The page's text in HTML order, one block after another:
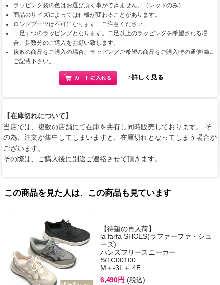
ラッピング袋の色はお選び頂く事ができません。（レッドのみ）
商品のサイズによっては仕様が変わることがあります。
ロングブーツは不可になります。ご注意ください。
一足ずつのラッピングとなります。二足以上のラッピングを希望される場
合、足数分のご購入をお願い致します。
複数の商品をご購入の場合、ラッピングご希望の商品をご購入時の通信欄に
ご記載下さい。
>詳しく見る
【在庫切れについて】
当店では、複数の店舗にて在庫を共有し同時販売しております。 そ
の為、注文が集中してしまいますと、在庫切れとなってしまう場合が
ございます。
その際は、ご購入後に別途ご連絡させて頂きます。
この商品を見た人は、この商品も見ています
【待望の再入荷】
la farfa SHOES(ラファーファ・シュ
ーズ)
ハンズフリースニーカー
S/TC00100
M＋-3L＋ 4E
6,490円 (税込)